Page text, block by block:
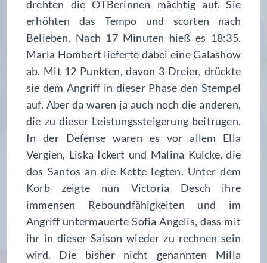
drehten die OTBerinnen mächtig auf. Sie
erhöhten das Tempo und scorten nach
Belieben. Nach 17 Minuten hieß es 18:35.
Marla Hombert lieferte dabei eine Galashow
ab. Mit 12 Punkten, davon 3 Dreier, drückte
sie dem Angriff in dieser Phase den Stempel
auf. Aber da waren ja auch noch die anderen,
die zu dieser Leistungssteigerung beitrugen.
In der Defense waren es vor allem Ella
Vergien, Liska Ickert und Malina Kulcke, die
dos Santos an die Kette legten. Unter dem
Korb zeigte nun Victoria Desch ihre
immensen Reboundfähigkeiten und im
Angriff untermauerte Sofia Angelis, dass mit
ihr in dieser Saison wieder zu rechnen sein
wird. Die bisher nicht genannten Milla